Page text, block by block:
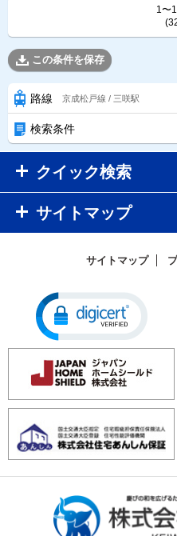
1〜
この条件を保存
路線 京成松戸線 / 三咲駅
検索条件
クイック検索
サイトマップ
サイトマップ